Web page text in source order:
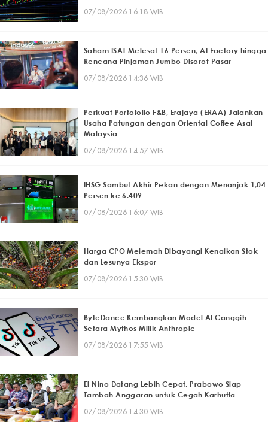
07/08/2026 16:18 WIB
Saham ISAT Melesat 16 Persen, AI Factory hingga
Rencana Pinjaman Jumbo Disorot Pasar
07/08/2026 14:36 WIB
Perkuat Portofolio F&B, Erajaya (ERAA) Jalankan
Usaha Patungan dengan Oriental Coffee Asal
Malaysia
07/08/2026 14:57 WIB
IHSG Sambut Akhir Pekan dengan Menanjak 1,04
Persen ke 6.409
07/08/2026 16:07 WIB
Harga CPO Melemah Dibayangi Kenaikan Stok
dan Lesunya Ekspor
07/08/2026 15:30 WIB
ByteDance Kembangkan Model AI Canggih
Setara Mythos Milik Anthropic
07/08/2026 17:55 WIB
El Nino Datang Lebih Cepat, Prabowo Siap
Tambah Anggaran untuk Cegah Karhutla
07/08/2026 14:30 WIB